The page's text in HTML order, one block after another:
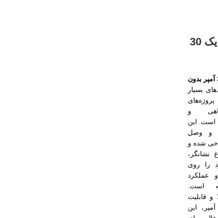
کلید صفر و یک 30
کلید صفر و یک 30 آمپر بدون
بسیار
و
است. این
و وصل
شده و
نشانگر،
را روی
عملکرد
است.
و قابلیت
جریان ۳۰ آمپر، این